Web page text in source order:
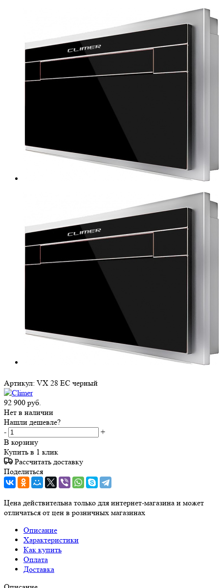
Артикул: VX 28 EC черный
92 900 руб.
Нет в наличии
Нашли дешевле?
-
+
В корзину
Купить в 1 клик
Рассчитать доставку
Поделиться
Цена действительна только для интернет-магазина и может
отличаться от цен в розничных магазинах
Описание
Характеристики
Как купить
Оплата
Доставка